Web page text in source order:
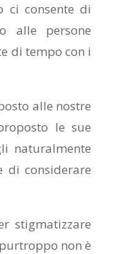
ci consente di
alle persone
di tempo con i
alle nostre
le sue
naturalmente
di considerare
stigmatizzare
non è